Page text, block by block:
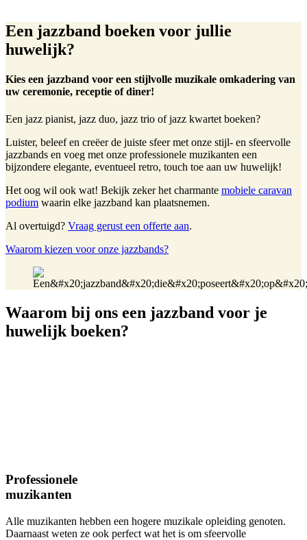
Een jazzband boeken voor jullie
huwelijk?
Kies een jazzband voor een stijlvolle muzikale omkadering van
uw ceremonie, receptie of diner!
Een jazz pianist, jazz duo, jazz trio of jazz kwartet boeken?
Luister, beleef en creëer de juiste sfeer met onze stijl- en sfeervolle
jazzbands en voeg met onze professionele muzikanten een
bijzondere elegante, eventueel retro, touch toe aan uw huwelijk!
Het oog wil ook wat! Bekijk zeker het charmante mobiele caravan
podium waarin elke jazzband kan plaatsnemen.
Al overtuigd? Vraag gerust een offerte aan.
Waarom kiezen voor onze jazzbands?
Waarom bij ons een jazzband voor je
huwelijk boeken?
Professionele
muzikanten
Alle muzikanten hebben een hogere muzikale opleiding genoten.
Daarnaast weten ze ook perfect wat het is om sfeervolle